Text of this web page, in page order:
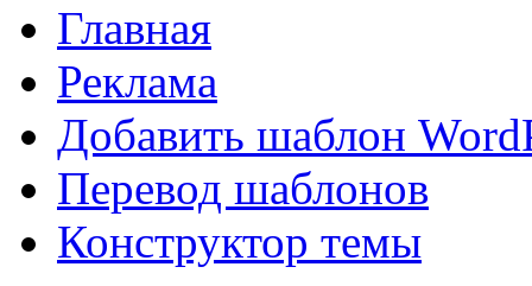
Главная
Реклама
Добавить шаблон
Перевод шаблонов
Конструктор темы